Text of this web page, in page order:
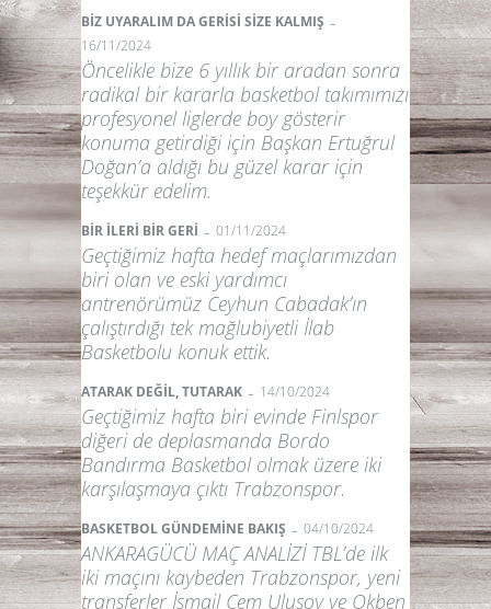
BİZ UYARALIM DA GERİSİ SİZE KALMIŞ -
16/11/2024
Öncelikle bize 6 yıllık bir aradan sonra
radikal bir kararla basketbol takımımızı
profesyonel liglerde boy gösterir
konuma getirdiği için Başkan Ertuğrul
Doğan’a aldığı bu güzel karar için
teşekkür edelim.
BİR İLERİ BİR GERİ - 01/11/2024
Geçtiğimiz hafta hedef maçlarımızdan
biri olan ve eski yardımcı
antrenörümüz Ceyhun Cabadak’ın
çalıştırdığı tek mağlubiyetli İlab
Basketbolu konuk ettik.
ATARAK DEĞİL, TUTARAK - 14/10/2024
Geçtiğimiz hafta biri evinde Finlspor
diğeri de deplasmanda Bordo
Bandırma Basketbol olmak üzere iki
karşılaşmaya çıktı Trabzonspor.
BASKETBOL GÜNDEMİNE BAKIŞ - 04/10/2024
ANKARAGÜCÜ MAÇ ANALİZİ TBL’de ilk
iki maçını kaybeden Trabzonspor, yeni
transferler İsmail Cem Ulusoy ve Okben